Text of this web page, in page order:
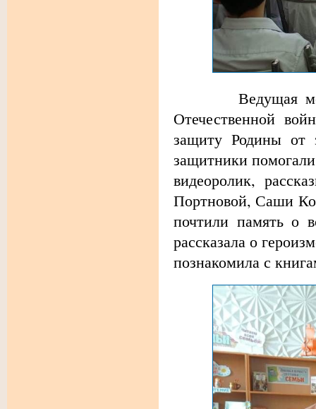
Ведущая
Отечественной
защиту Родины от
защитники
видеоролик,
Портновой, Саши
почтили память о
рассказала о
познакомила с